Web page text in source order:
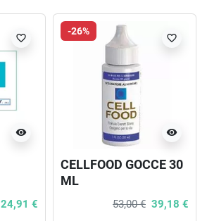
visibility
favorite_border
24,91 €
-26%
visibility
favorite_border
CELLFOOD GOCCE 30
ML
53,00 € 39,18 €